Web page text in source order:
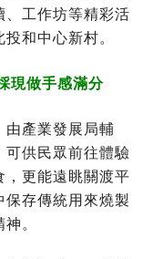
、工作坊等精彩活
和中心新村。
現做手感滿分
由產業發展局輔
可供民眾前往體驗
，更能遠眺關渡平
保存傳統用來燒製
。